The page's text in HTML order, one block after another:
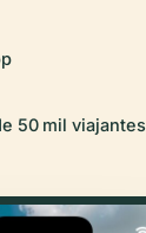
50 mil viajantes